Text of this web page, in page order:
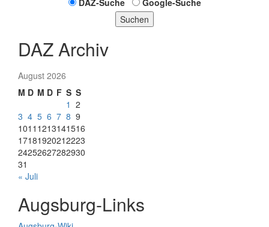
DAZ-Suche
Google-Suche
Suchen
DAZ Archiv
August 2026
M D M D F S S
1 2
3 4 5 6 7 8 9
1011 1213141516
17181920212223
24252627282930
31
« Juli
Augsburg-Links